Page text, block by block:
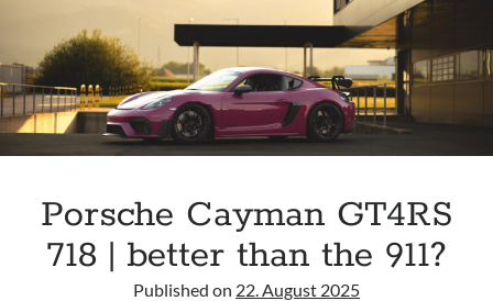
TOPLESS
Porsche Cayman GT4RS
718 | better than the 911?
Published on 22. August 2025